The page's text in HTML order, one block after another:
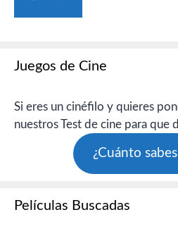
Juegos de Cine
Si eres un cinéfilo y quieres
nuestros Test de cine para que
¿Cuánto
Películas Buscadas